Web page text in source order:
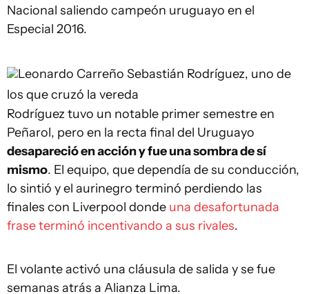
Nacional saliendo campeón uruguayo en el
Especial 2016.
Leonardo Carreño Sebastián Rodríguez, uno de
los que cruzó la vereda
Rodríguez tuvo un notable primer semestre en
Peñarol, pero en la recta final del Uruguayo
desapareció en acción y fue una sombra de sí
mismo. El equipo, que dependía de su conducción,
lo sintió y el aurinegro terminó perdiendo las
finales con Liverpool donde una desafortunada
frase terminó incentivando a sus rivales.
El volante activó una cláusula de salida y se fue
semanas atrás a Alianza Lima.